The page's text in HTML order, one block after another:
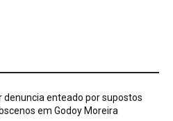
denuncia enteado por supostos
em Godoy Moreira